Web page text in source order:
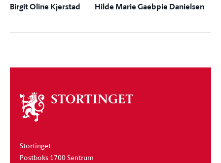
Birgit Oline Kjerstad Hilde Marie Gaebpie Danielsen
Om
stortinget
Stortinget
Postboks 1700 Sentrum